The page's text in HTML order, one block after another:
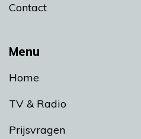
Menu
Home
TV & Radio
Prijsvragen
Contact